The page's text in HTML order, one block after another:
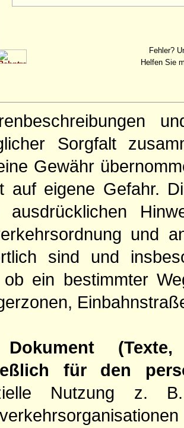
Fehler?
Helfen Sie
Sorgfalt
Gewähr
auf eigene Gefahr.
ausdrücklichen
und
sind und
ob ein bestimmter
Dokument
für den
Nutzung z.